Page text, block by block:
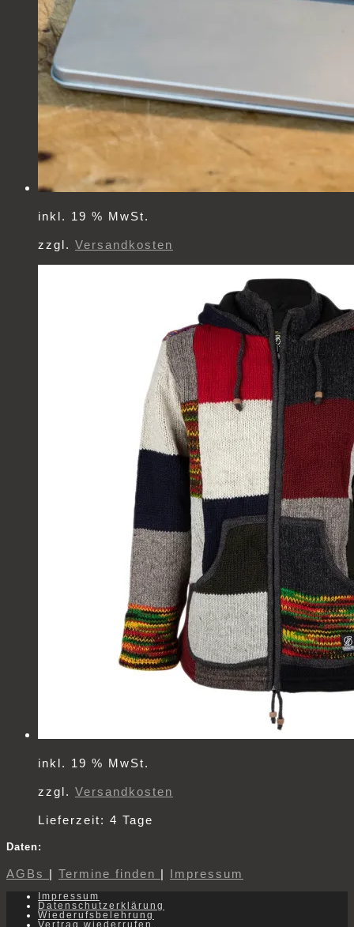
inkl. 19 % MwSt.
zzgl. Versandkosten
inkl. 19 % MwSt.
zzgl. Versandkosten
Lieferzeit: 4 Tage
Daten:
AGBs | Termine finden | Impressum
Impressum
Datenschutzerklärung
Wiederufsbelehrung